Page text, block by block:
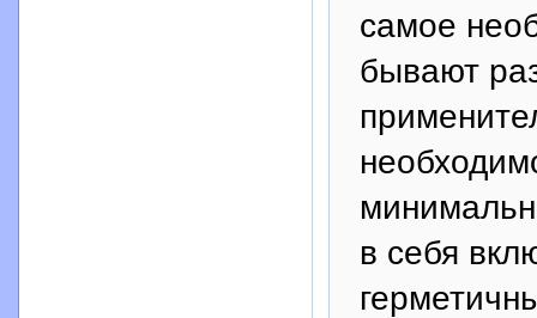
самое
бывают
в себя